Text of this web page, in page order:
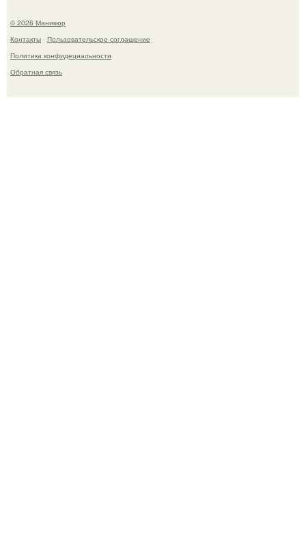
© 2026 Маникюр
Контакты
Пользовательское соглашение
Политика конфидециальности
Обратная связь